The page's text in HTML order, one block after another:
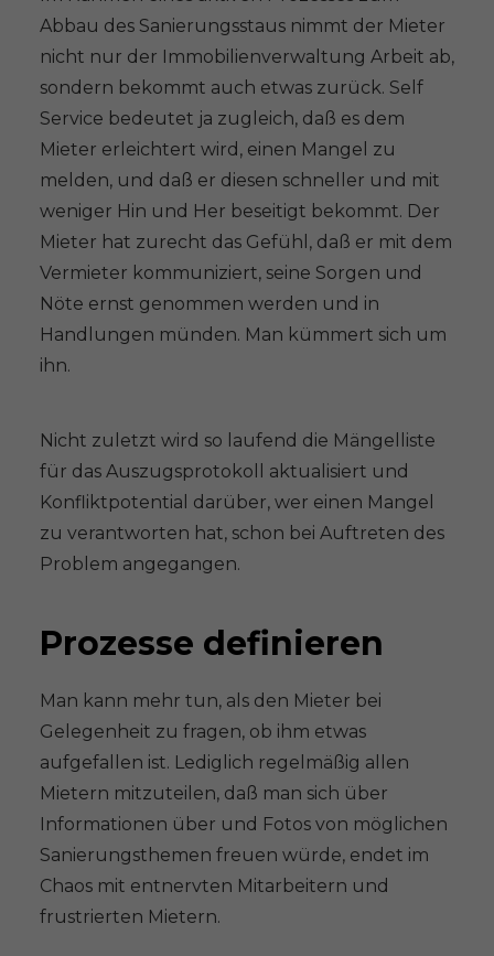
Abbau des Sanierungsstaus nimmt der Mieter
nicht nur der Immobilienverwaltung Arbeit ab,
sondern bekommt auch etwas zurück. Self
Service bedeutet ja zugleich, daß es dem
Mieter erleichtert wird, einen Mangel zu
melden, und daß er diesen schneller und mit
weniger Hin und Her beseitigt bekommt. Der
Mieter hat zurecht das Gefühl, daß er mit dem
Vermieter kommuniziert, seine Sorgen und
Nöte ernst genommen werden und in
Handlungen münden. Man kümmert sich um
ihn.
Nicht zuletzt wird so laufend die Mängelliste
für das Auszugsprotokoll aktualisiert und
Konfliktpotential darüber, wer einen Mangel
zu verantworten hat, schon bei Auftreten des
Problem angegangen.
Prozesse definieren
Man kann mehr tun, als den Mieter bei
Gelegenheit zu fragen, ob ihm etwas
aufgefallen ist. Lediglich regelmäßig allen
Mietern mitzuteilen, daß man sich über
Informationen über und Fotos von möglichen
Sanierungsthemen freuen würde, endet im
Chaos mit entnervten Mitarbeitern und
frustrierten Mietern.